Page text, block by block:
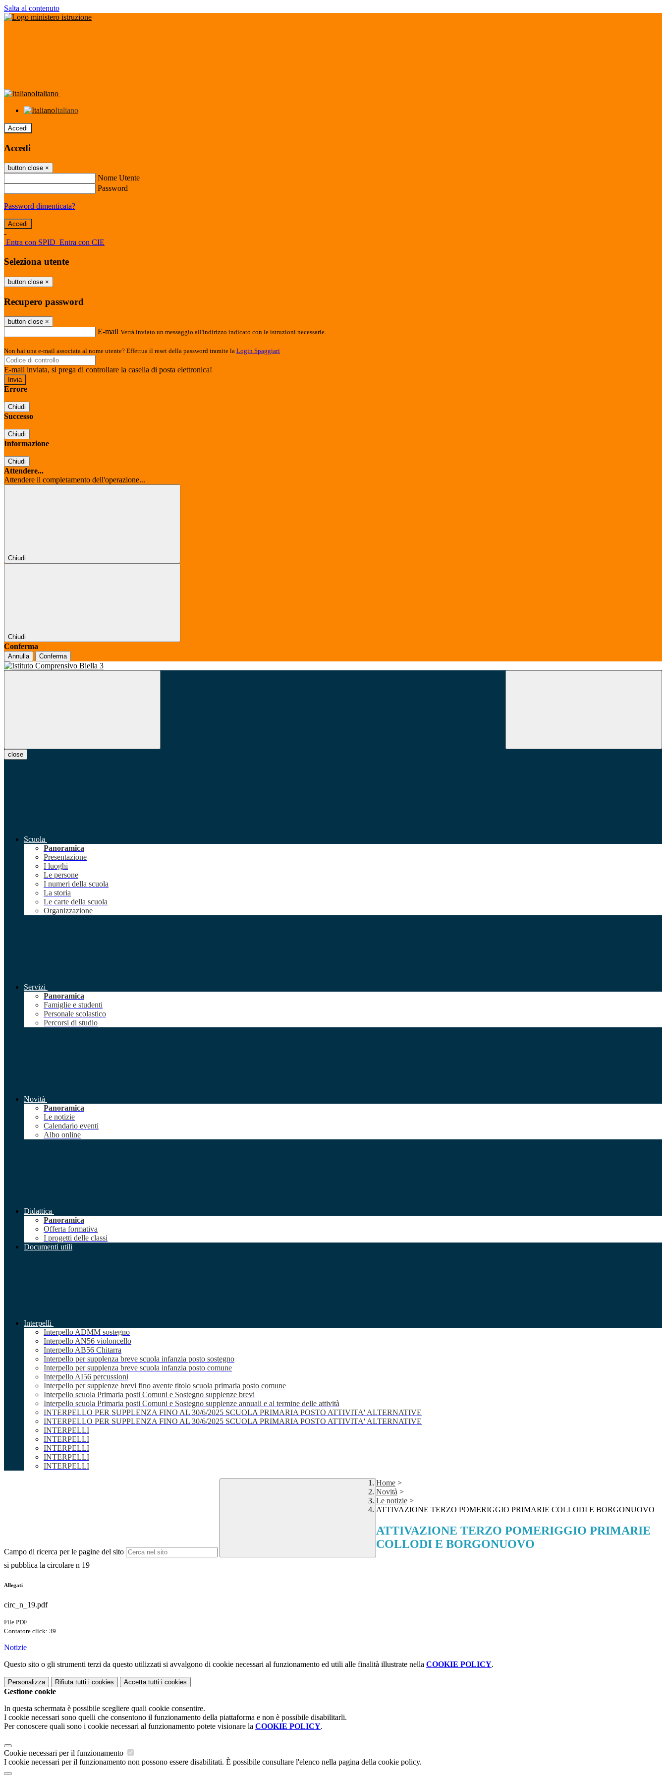
Salta al contenuto
Italiano
Italiano
Accedi
Accedi
button close ×
Nome Utente
Password
Password dimenticata?
-
Entra con SPID Entra con CIE
Seleziona utente
button close ×
Recupero password
button close ×
E-mail Verrà inviato un messaggio all'indirizzo indicato con le istruzioni necessarie.
Non hai una e-mail associata al nome utente? Effettua il reset della password tramite la Login Spaggiari
E-mail inviata, si prega di controllare la casella di posta elettronica!
Errore
Chiudi
Successo
Chiudi
Informazione
Chiudi
Attendere...
Attendere il completamento dell'operazione...
Chiudi
Chiudi
Conferma
Annulla Conferma
close
Scuola
Panoramica
Presentazione
I luoghi
Le persone
I numeri della scuola
La storia
Le carte della scuola
Organizzazione
Servizi
Panoramica
Famiglie e studenti
Personale scolastico
Percorsi di studio
Novità
Panoramica
Le notizie
Calendario eventi
Albo online
Didattica
Panoramica
Offerta formativa
I progetti delle classi
Documenti utili
Interpelli
Interpello ADMM sostegno
Interpello AN56 violoncello
Interpello AB56 Chitarra
Interpello per supplenza breve scuola infanzia posto sostegno
Interpello per supplenza breve scuola infanzia posto comune
Interpello AI56 percussioni
Interpello per supplenze brevi fino avente titolo scuola primaria posto comune
Interpello scuola Primaria posti Comuni e Sostegno supplenze brevi
Interpello scuola Primaria posti Comuni e Sostegno supplenze annuali e al termine delle attività
INTERPELLO PER SUPPLENZA FINO AL 30/6/2025 SCUOLA PRIMARIA POSTO ATTIVITA' ALTERNATIVE
INTERPELLO PER SUPPLENZA FINO AL 30/6/2025 SCUOLA PRIMARIA POSTO ATTIVITA' ALTERNATIVE
INTERPELLI
INTERPELLI
INTERPELLI
INTERPELLI
INTERPELLI
Campo di ricerca per le pagine del sito
Home >
Novità >
Le notizie >
ATTIVAZIONE TERZO POMERIGGIO PRIMARIE COLLODI E BORGONUOVO
ATTIVAZIONE TERZO POMERIGGIO PRIMARIE
COLLODI E BORGONUOVO
si pubblica la circolare n 19
Allegati
circ_n_19.pdf
File PDF
Contatore click: 39
Notizie
Questo sito o gli strumenti terzi da questo utilizzati si avvalgono di cookie necessari al funzionamento ed utili alle finalità illustrate nella COOKIE POLICY.
Personalizza Rifiuta tutti i cookies Accetta tutti i cookies
Gestione cookie
In questa schermata è possibile scegliere quali cookie consentire.
I cookie necessari sono quelli che consentono il funzionamento della piattaforma e non è possibile disabilitarli.
Per conoscere quali sono i cookie necessari al funzionamento potete visionare la COOKIE POLICY.
Cookie necessari per il funzionamento
I cookie necessari per il funzionamento non possono essere disabilitati. È possibile consultare l'elenco nella pagina della cookie policy.